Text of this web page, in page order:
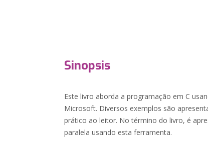
Sinopsis
Este livro aborda a programação em C
Microsoft. Diversos exemplos são
prático ao leitor. No término do livro, é
paralela usando esta ferramenta.